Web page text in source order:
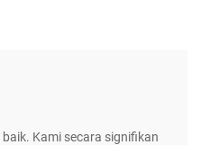
Kami secara signifikan